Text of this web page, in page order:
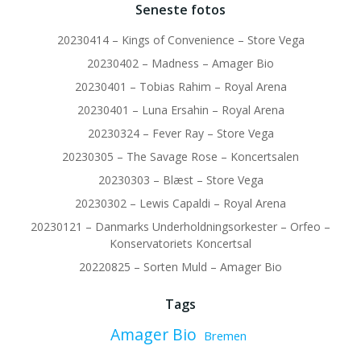
Seneste fotos
20230414 – Kings of Convenience – Store Vega
20230402 – Madness – Amager Bio
20230401 – Tobias Rahim – Royal Arena
20230401 – Luna Ersahin – Royal Arena
20230324 – Fever Ray – Store Vega
20230305 – The Savage Rose – Koncertsalen
20230303 – Blæst – Store Vega
20230302 – Lewis Capaldi – Royal Arena
20230121 – Danmarks Underholdningsorkester – Orfeo –
Konservatoriets Koncertsal
20220825 – Sorten Muld – Amager Bio
Tags
Amager Bio Bremen